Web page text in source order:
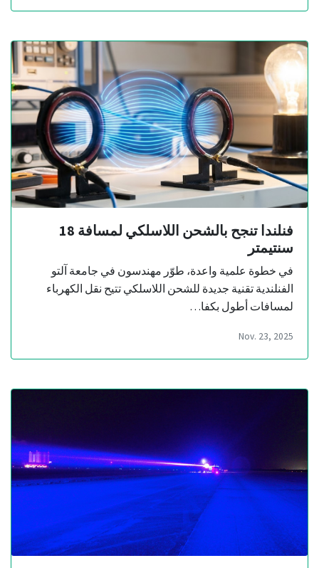
فنلندا تنجح بالشحن اللاسلكي لمسافة 18
سنتيمتر
في خطوة علمية واعدة، طوّر مهندسون في جامعة آلتو
الفنلندية تقنية جديدة للشحن اللاسلكي تتيح نقل الكهرباء
لمسافات أطول بكفا…
Nov. 23, 2025